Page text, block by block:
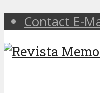
Contact E-